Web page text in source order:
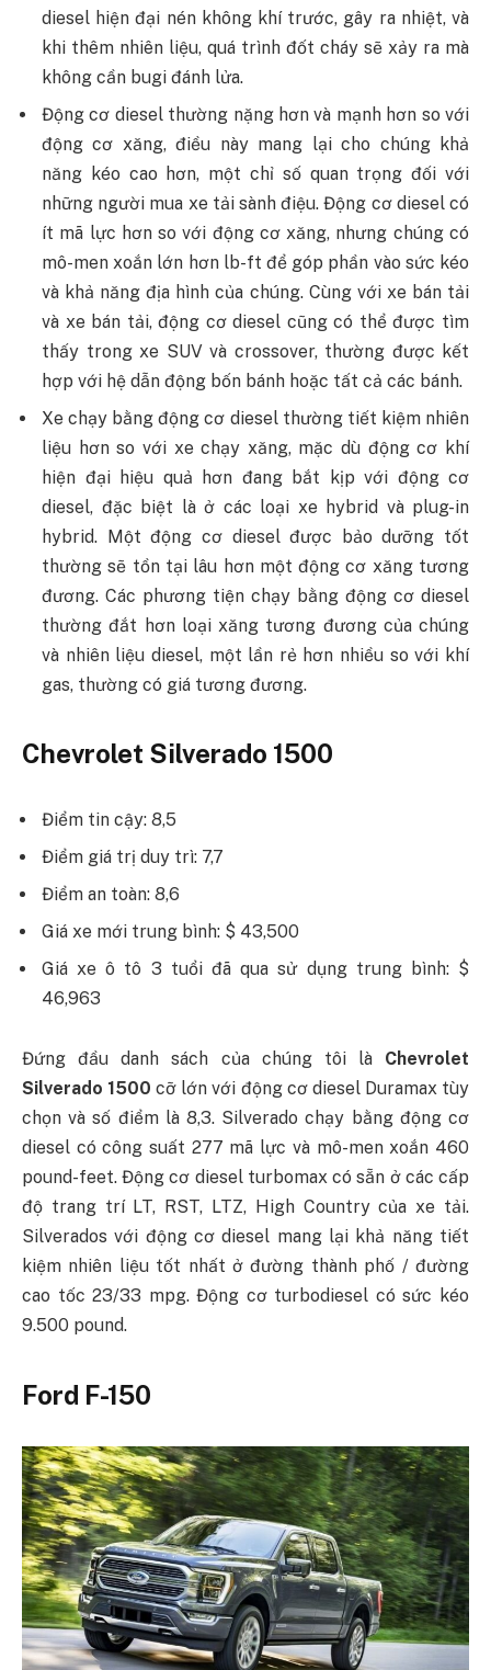
diesel hiện đại nén không khí trước, gây ra nhiệt, và
khi thêm nhiên liệu, quá trình đốt cháy sẽ xảy ra mà
không cần bugi đánh lửa.
Động cơ diesel thường nặng hơn và mạnh hơn so với
động cơ xăng, điều này mang lại cho chúng khả
năng kéo cao hơn, một chỉ số quan trọng đối với
những người mua xe tải sành điệu. Động cơ diesel có
ít mã lực hơn so với động cơ xăng, nhưng chúng có
mô-men xoắn lớn hơn lb-ft để góp phần vào sức kéo
và khả năng địa hình của chúng. Cùng với xe bán tải
và xe bán tải, động cơ diesel cũng có thể được tìm
thấy trong xe SUV và crossover, thường được kết
hợp với hệ dẫn động bốn bánh hoặc tất cả các bánh.
Xe chạy bằng động cơ diesel thường tiết kiệm nhiên
liệu hơn so với xe chạy xăng, mặc dù động cơ khí
hiện đại hiệu quả hơn đang bắt kịp với động cơ
diesel, đặc biệt là ở các loại xe hybrid và plug-in
hybrid. Một động cơ diesel được bảo dưỡng tốt
thường sẽ tồn tại lâu hơn một động cơ xăng tương
đương. Các phương tiện chạy bằng động cơ diesel
thường đắt hơn loại xăng tương đương của chúng
và nhiên liệu diesel, một lần rẻ hơn nhiều so với khí
gas, thường có giá tương đương.
Chevrolet Silverado 1500
Điểm tin cậy: 8,5
Điểm giá trị duy trì: 7,7
Điểm an toàn: 8,6
Giá xe mới trung bình: $ 43,500
Giá xe ô tô 3 tuổi đã qua sử dụng trung bình: $
46,963
Đứng đầu danh sách của chúng tôi là Chevrolet
Silverado 1500 cỡ lớn với động cơ diesel Duramax tùy
chọn và số điểm là 8,3. Silverado chạy bằng động cơ
diesel có công suất 277 mã lực và mô-men xoắn 460
pound-feet. Động cơ diesel turbomax có sẵn ở các cấp
độ trang trí LT, RST, LTZ, High Country của xe tải.
Silverados với động cơ diesel mang lại khả năng tiết
kiệm nhiên liệu tốt nhất ở đường thành phố / đường
cao tốc 23/33 mpg. Động cơ turbodiesel có sức kéo
9.500 pound.
Ford F-150